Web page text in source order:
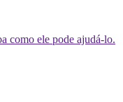
como ele pode ajudá-lo.